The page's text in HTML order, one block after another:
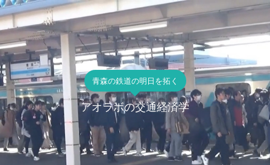
青森の鉄道の明日を拓く
アオラボの交通経済学